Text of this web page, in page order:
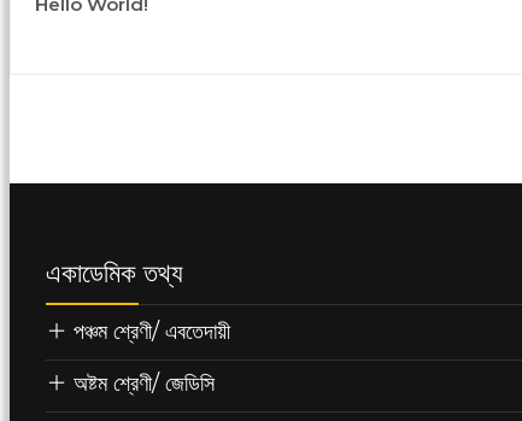
একাডেমিক তথ্য
পঞ্চম শ্রেণী/ এবতেদায়ী
অষ্টম শ্রেণী/ জেডিসি